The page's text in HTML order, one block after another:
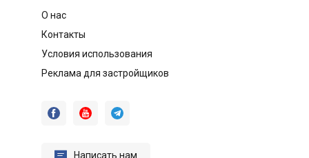
О нас
Контакты
Условия использования
Реклама для застройщиков
  
 Написать нам